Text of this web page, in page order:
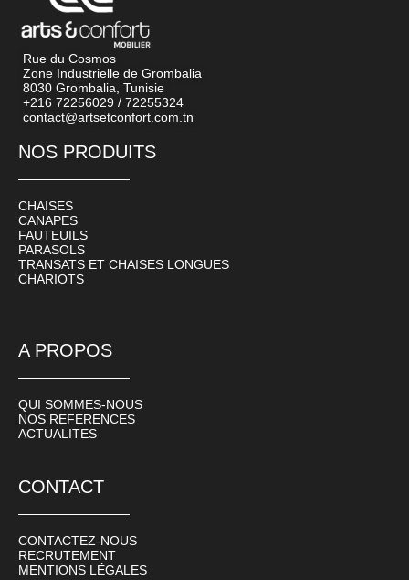
Rue du Cosmos
Zone Industrielle de Grombalia
8030 Grombalia, Tunisie
+216 72256029 / 72255324
contact@artsetconfort.com.tn
NOS PRODUITS
CHAISES
CANAPES
FAUTEUILS
PARASOLS
TRANSATS ET CHAISES LONGUES
CHARIOTS
A PROPOS
QUI SOMMES-NOUS
NOS REFERENCES
ACTUALITES
CONTACT
CONTACTEZ-NOUS
RECRUTEMENT
MENTIONS LÉGALES